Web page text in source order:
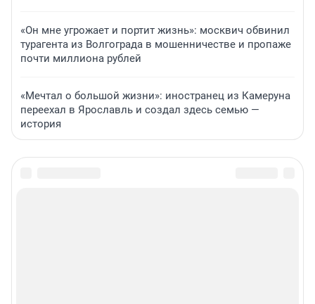
«Он мне угрожает и портит жизнь»: москвич обвинил
турагента из Волгограда в мошенничестве и пропаже
почти миллиона рублей
«Мечтал о большой жизни»: иностранец из Камеруна
переехал в Ярославль и создал здесь семью —
история